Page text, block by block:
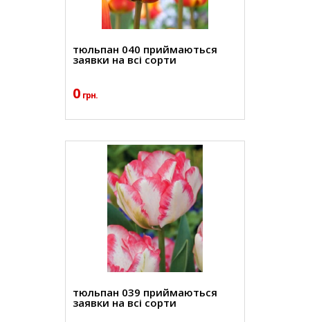
тюльпан 040 приймаються
заявки на всі сорти
0 грн.
тюльпан 039 приймаються
заявки на всі сорти